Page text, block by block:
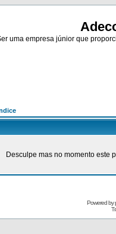
uma empresa júnior que
Desculpe mas no momento este
Powered by